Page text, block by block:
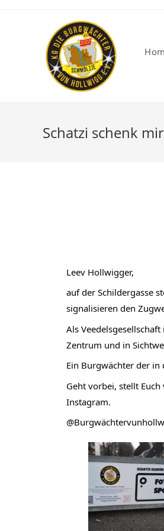
Schatzi schenk
Leev Hollwigger,
auf der Schildergasse
signalisieren den
Als
Zentrum und in
Ein Burgwächter der in
Geht vorbei, stellt
Instagram.